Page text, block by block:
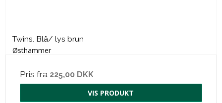
Twins. Blå/ lys brun
Østhammer
Pris fra 225,00 DKK
VIS PRODUKT